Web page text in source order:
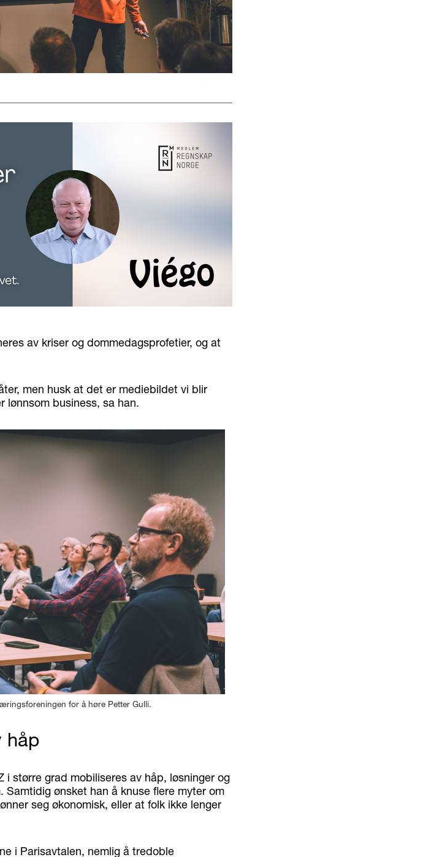
av kriser og dommedagsprofetier, og at
men husk at det er mediebildet vi blir
lønnsom business, sa han.
for å høre Petter Gulli.
håp
i større grad mobiliseres av håp, løsninger og
Samtidig ønsket han å knuse flere myter om
seg økonomisk, eller at folk ikke lenger
i Parisavtalen, nemlig å tredoble